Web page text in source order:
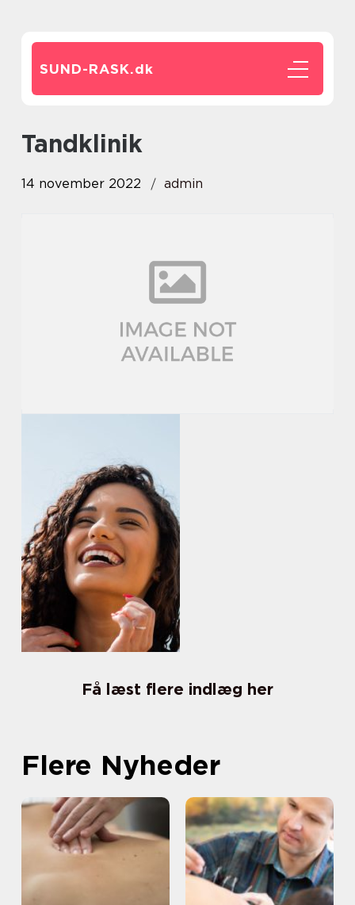
SUND-RASK.dk
tandklinik
14 november 2022 admin
Få læst flere indlæg her
Flere Nyheder